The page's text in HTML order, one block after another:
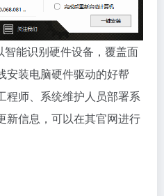
能识别硬件设备，覆盖面
安装电脑硬件驱动的好帮
程师、系统维护人员部署系
新信息，可以在其官网进行